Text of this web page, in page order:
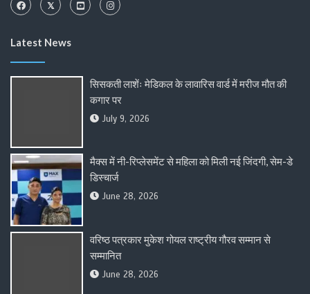
Latest News
सिसकती लाशेंः मेडिकल के लावारिस वार्ड में मरीज मौत की
कगार पर
July 9, 2026
मैक्स में नी-रिप्लेसमेंट से महिला को मिली नई जिंदगी, सेम-डे
डिस्चार्ज
June 28, 2026
वरिष्ठ पत्रकार मुकेश गोयल राष्ट्रीय गौरव सम्मान से
सम्मानित
June 28, 2026